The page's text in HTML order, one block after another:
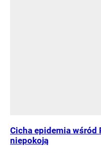
Cicha epidemia wśród
niepokoją